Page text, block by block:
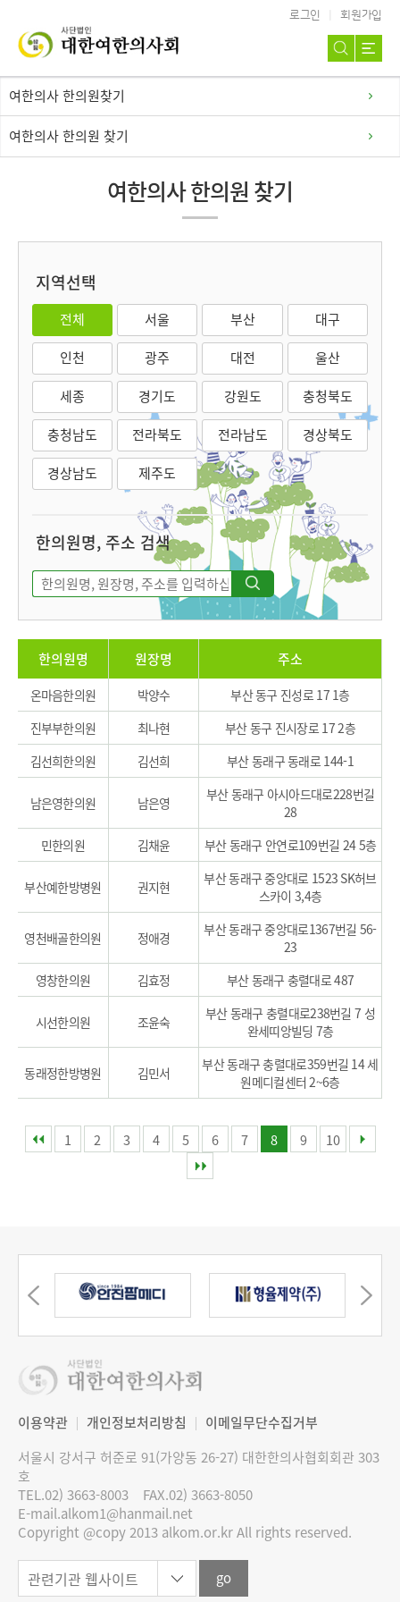
로그인 회원가입
여한의사 한의원찾기
여한의사 한의원 찾기
여한의사 한의원 찾기
지역선택
전체 서울 부산
대구
인천
광주 대전
울산
세종
경기도 강원도
충청북도
충청남도
전라북도 전라남도
경상북도
경상남도
제주도
한의원명, 주소 검색
한의원명 원장명 주소
온마음한의원 박양수
부산 동구 진성로 17 1층
진부부한의원
최나현
부산 동구 진시장로 17 2층
김선희한의원
김선희 부산 동래구 동래로 144-1
남은영한의원 남은영
부산 동래구 아시아드대로228번길
28
민한의원
김채윤 부산 동래구 안연로109번길 24 5층
부산예한방병원 권지현
부산 동래구 중앙대로 1523 SK허브
스카이 3,4층
영천배골한의원 정애경
부산 동래구 중앙대로1367번길 56-
23
영창한의원
김효정 부산 동래구 충렬대로 487
시선한의원 조윤숙
부산 동래구 충렬대로238번길 7 성
완세띠앙빌딩 7층
동래정한방병원 김민서
부산 동래구 충렬대로359번길 14 세
원메디컬센터 2~6층
1 2 3 4 5 6 7 8 9 10
이용약관 개인정보처리방침
이메일무단수집거부
서울시 강서구 허준로 91(가양동 26-27) 대한한의사협회회관 303
호
TEL.02) 3663-8003
FAX.02) 3663-8050
E-mail.alkom1@hanmail.net
Copyright @copy 2013 alkom.or.kr All rights reserved.
go